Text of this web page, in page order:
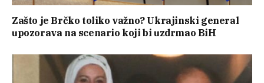
Zašto je Brčko toliko važno? Ukrajinski general
upozorava na scenario koji bi uzdrmao BiH